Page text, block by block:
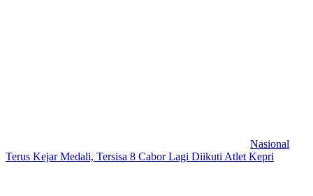
Nasional
Terus Kejar Medali, Tersisa 8 Cabor Lagi Diikuti Atlet Kepri